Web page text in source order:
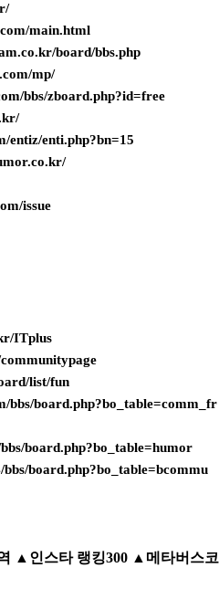
main.html
board/bbs.php
mp/
bbs/zboard.php?id=free
entiz/enti.php?bn=15
issue
ITplus
list/fun
bbs/board.php?bo_table=comm_fr
board.php?bo_table=humor
board.php?bo_table=bcommu
▲인스타 랭킹300 ▲메타버스코